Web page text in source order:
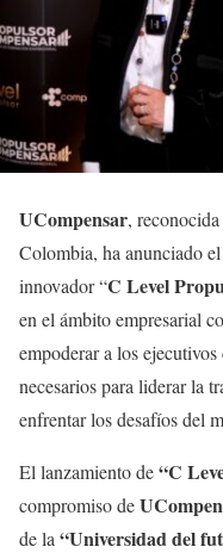
UCompensar,
Colombia, ha anunciado
innovador “C Level
en el ámbito empresarial
empoderar a los
necesarios para liderar la
enfrentar los desafíos del
El lanzamiento de“C
compromiso de
de la “Universidad del